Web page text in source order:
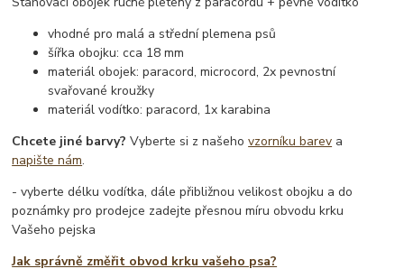
vhodné pro malá a střední plemena psů
šířka obojku: cca 18 mm
materiál obojek: paracord, microcord, 2x pevnostní
svařované kroužky
materiál vodítko: paracord, 1x karabina
Chcete jiné barvy? Vyberte si z našehovzorníku barev a
napište nám.
- vyberte délku vodítka, dále přibližnou velikost obojku a do
poznámky pro prodejce zadejte přesnou míru obvodu krku
Vašeho pejska
Jak správně změřit obvod krku vašeho psa?